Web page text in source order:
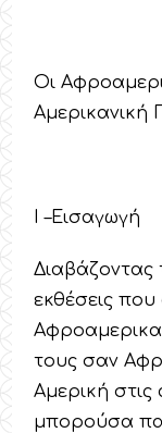
Οι
Αμερικανική
Ι –Εισαγωγή
Διαβάζοντας
εκθέσεις
τους σαν
Αμερική στις
μπορούσα